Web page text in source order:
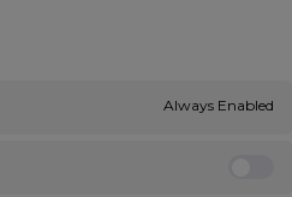
Always Enabled